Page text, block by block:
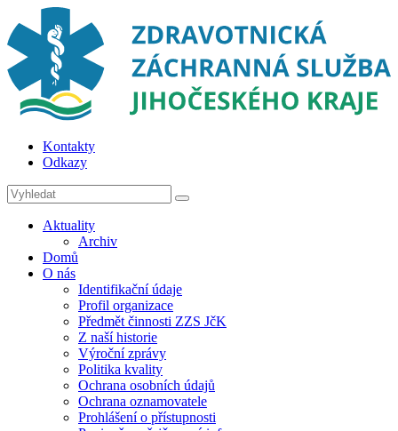
Kontakty
Odkazy
Aktuality
Archiv
Domů
O nás
Identifikační údaje
Profil organizace
Předmět činnosti ZZS JčK
Z naší historie
Výroční zprávy
Politika kvality
Ochrana osobních údajů
Ochrana oznamovatele
Prohlášení o přístupnosti